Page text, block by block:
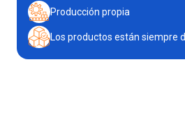
Producción propia
Los productos están siempre